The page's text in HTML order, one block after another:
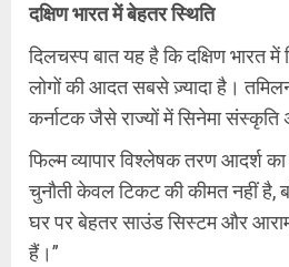
दक्षिणभारतमेंबेहतरस्थिति
दिलचस्प बात यह है कि दक्षिण भारत में
लोगों की आदत सबसे ज़्यादा है।
कर्नाटक जैसे राज्यों में सिनेमा संस्कृति
फिल्म व्यापार विश्लेषक तरण आदर्श
चुनौती केवल टिकट की कीमत नहीं है,
घर पर बेहतर साउंड सिस्टम और
हैं।”